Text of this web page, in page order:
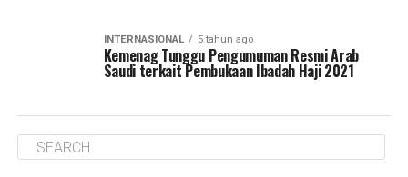
INTERNASIONAL 5 tahun ago
Kemenag Tunggu Pengumuman Resmi Arab
Saudi terkait Pembukaan Ibadah Haji 2021